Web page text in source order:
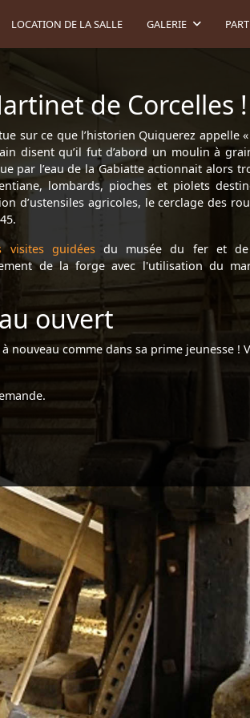
LOCATION DE LA SALLE GALERIE
de Corcelles !
sur ce que l’historien Quiquerez appelle
disent qu’il fut d’abord un moulin à
par l’eau de la Gabiatte actionnait alors
lombards, pioches et piolets
d’ustensiles agricoles, le cerclage des
visites guidéesdu musée du fer et de
de la forge avec l'utilisation du
ouvert
comme dans sa prime jeunesse !